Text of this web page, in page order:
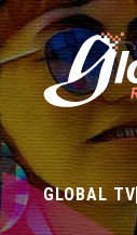
GLOBAL TV